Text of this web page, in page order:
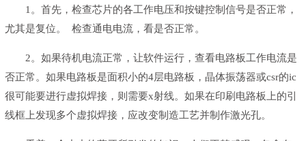
1。首先，检查芯片的各工作电压和按键控制信号是否正常，
尤其是复位。 检查通电电流，看是否正常。
2。如果待机电流正常，让软件运行，查看电路板工作电流是
否正常。如果电路板是面积小的4层电路板，晶体振荡器或csr的ic
很可能要进行虚拟焊接，则需要x射线。如果在印刷电路板上的引
线框上发现多个虚拟焊接，应改变制造工艺并制作激光孔。